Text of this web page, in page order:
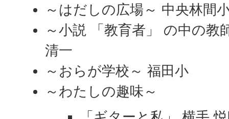
～はだしの広場～ 中央林間
～小説 「教育者」 の中の教
清一
～おらが学校～ 福田小
～わたしの趣味～